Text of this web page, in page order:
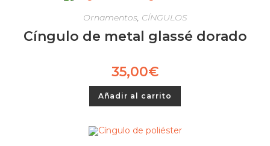
Ornamentos, CÍNGULOS
Cíngulo de metal glassé dorado
35,00€
Añadir al carrito